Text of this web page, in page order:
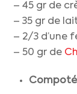
– 45 gr de
– 35 gr de
– 2/3 d’une
– 50 gr de